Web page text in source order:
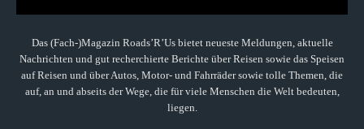
Das (Fach-)Magazin Roads’R’Us bietet neueste Meldungen, aktuelle
Nachrichten und gut recherchierte Berichte über Reisen sowie das Speisen
auf Reisen und über Autos, Motor- und Fahrräder sowie tolle Themen, die
auf, an und abseits der Wege, die für viele Menschen die Welt bedeuten,
liegen.